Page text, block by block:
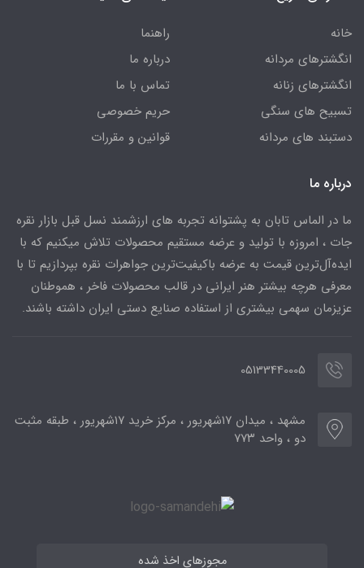
خانه
انگشترهای مردانه
انگشترهای زنانه
تسبیح های سنگی
دستبند های مردانه
راهنما
درباره ما
تماس با ما
حریم خصوصی
قوانین و مقررات
درباره ما
ما در الماس تابان به پشتوانه تجربه های ارزشمند نسل قبل بازار نقره
جات ، امروزه با تولید و عرضه مستقیم محصولات تلاش میکنیم که با
ایده‌آل‌ترین قیمت به عرضه باکیفیت‌ترین جواهرات نقره بپردازیم تا با
معرفی هرچه بیشتر هنر ایرانی در قالب محصولات فاخر ، هموطنان
عزیزمان سهمی بیشتری از استفاده صنایع دستی ایران داشته باشند.
05133440005
مشهد ، میدان ۱۷شهریور ، مرکز خرید ۱۷شهریور ، طبقه مثبت
دو ، واحد ۷۷۳
مجوزهای اخذ شده